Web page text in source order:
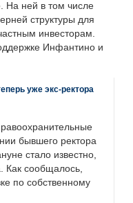
На ней в том числе
структуры для
инвесторам.
Инфантино и
уже экс-ректора
бывшего ректора
стало известно,
Как сообщалось,
по собственному